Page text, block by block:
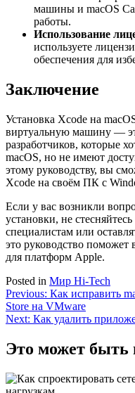
машины и macOS
работы.
Использование
используете
обеспечения для
Заключение
Установка Xcode на
виртуальную машину —
разработчиков, которые
macOS, но не имеют
этому руководству, вы
Xcode на своём ПК с
Если у вас возникли
установки, не
специалистам или
это руководство поможет
для платформ Apple.
Posted in Мир Hi-Tech
Навигация
по
Previous: Как исправить
Store на VMware
Next: Как удалить
Это может быть